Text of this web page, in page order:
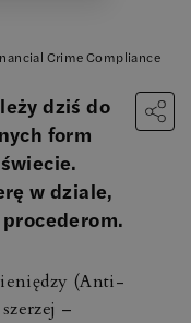
Crime Compliance
dziś do
form
w dziale,
(Anti-
–